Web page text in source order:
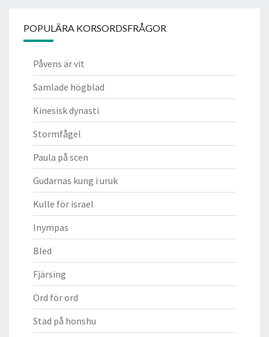
POPULÄRA KORSORDSFRÅGOR
Påvens är vit
Samlade högblad
Kinesisk dynasti
Stormfågel
Paula på scen
Gudarnas kung i uruk
Kulle för israel
Inympas
Bled
Fjärsing
Ord för ord
Stad på honshu